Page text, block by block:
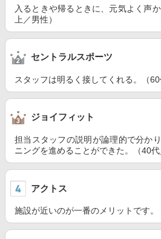
入るときや帰るときに、元気よく声
上／男性）
セントラルスポーツ
スタッフは明るく接してくれる。（60
ジョイフィット
担当スタッフの説明が論理的で分か
ニングを進めることができた。（40代
アクトス
施設が近いのが一番のメリットです。